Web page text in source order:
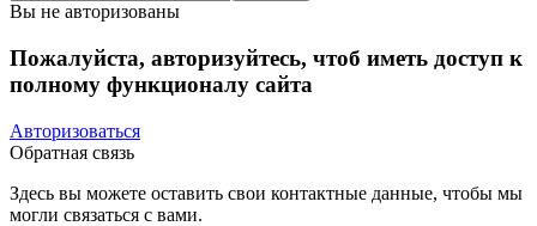
Вы не авторизованы
Пожалуйста, авторизуйтесь, чтоб иметь доступ к
полному функционалу сайта
Авторизоваться
Обратная связь
Здесь вы можете оставить свои контактные данные, чтобы мы
могли связаться с вами.